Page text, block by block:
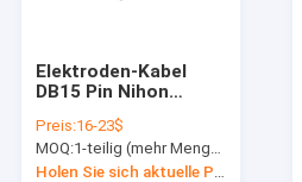
Elektroden-Kabel
DB15 Pin Nihon
ECG9620 Ecg
Preis:16-23$
MOQ:1-teilig (mehr Menge mit besserem Rabatt)